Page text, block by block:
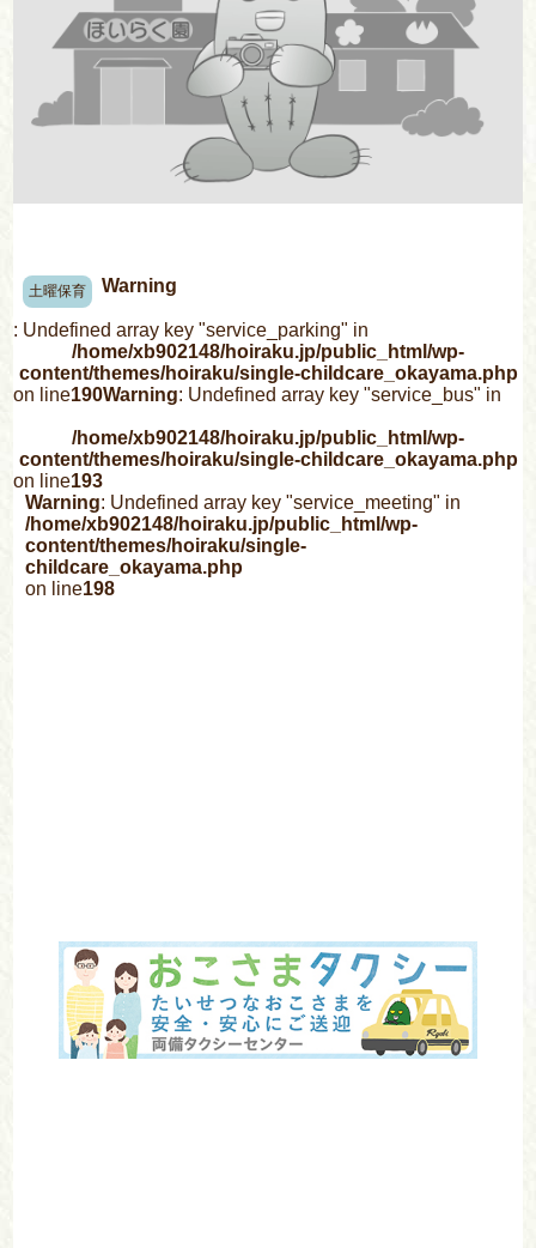
土曜保育 Warning
: Undefined array key "service_parking" in
/home/xb902148/hoiraku.jp/public_html/wp-
content/themes/hoiraku/single-childcare_okayama.php
on line190Warning: Undefined array key "service_bus" in
/home/xb902148/hoiraku.jp/public_html/wp-
content/themes/hoiraku/single-childcare_okayama.php
on line193
Warning: Undefined array key "service_meeting" in
/home/xb902148/hoiraku.jp/public_html/wp-
content/themes/hoiraku/single-
childcare_okayama.php
on line198